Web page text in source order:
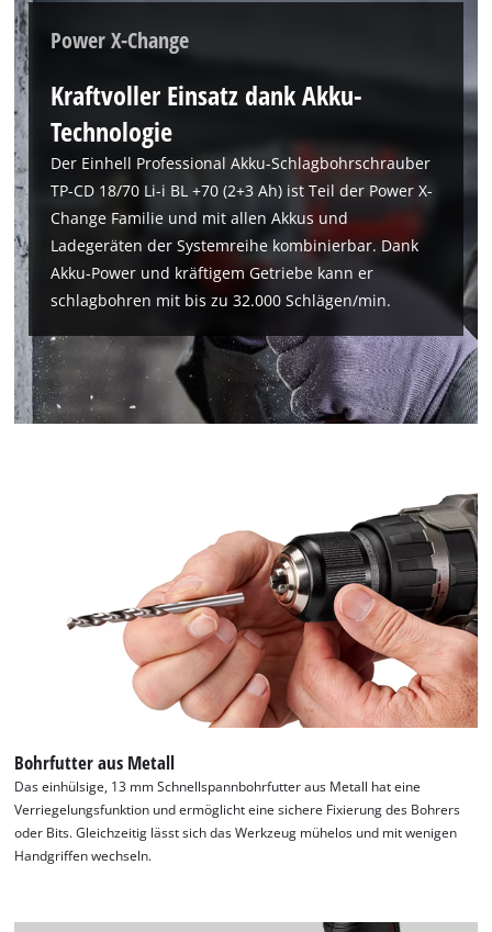
Power X-Change
Kraftvoller Einsatz dank Akku-
Technologie
Der Einhell Professional Akku-Schlagbohrschrauber
TP-CD 18/70 Li-i BL +70 (2+3 Ah) ist Teil der Power X-
Change Familie und mit allen Akkus und
Ladegeräten der Systemreihe kombinierbar. Dank
Akku-Power und kräftigem Getriebe kann er
schlagbohren mit bis zu 32.000 Schlägen/min.
Bohrfutter aus Metall
Das einhülsige, 13 mm Schnellspannbohrfutter aus Metall hat eine
Verriegelungsfunktion und ermöglicht eine sichere Fixierung des Bohrers
oder Bits. Gleichzeitig lässt sich das Werkzeug mühelos und mit wenigen
Handgriffen wechseln.